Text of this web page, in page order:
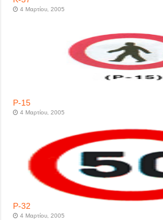
4 Μαρτίου, 2005
P-15
4 Μαρτίου, 2005
P-32
4 Μαρτίου, 2005